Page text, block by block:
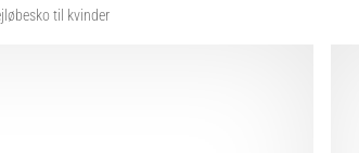
til kvinder